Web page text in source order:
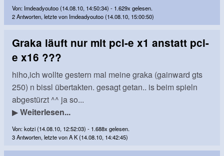
Von: Imdeadyoutoo (14.08.10, 14:50:34) - 1.629x gelesen.
2 Antworten, letzte von Imdeadyoutoo (14.08.10, 15:00:50)
Graka läuft nur mit pci-e x1 anstatt pci-
e x16 ???
hiho,ich wollte gestern mal meine graka (gainward gts
250) n bissl übertakten. gesagt getan.. is beim spieln
abgestürzt ^^ ja so...
▶Weiterlesen...
Von: kotzi (14.08.10, 12:52:03) - 1.688x gelesen.
3 Antworten, letzte von A K (14.08.10, 14:42:45)